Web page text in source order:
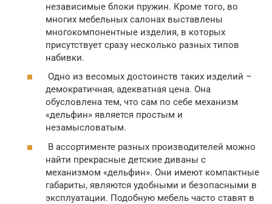
независимые блоки пружин. Кроме того, во
многих мебельных салонах выставлены
многокомпонентные изделия, в которых
присутствует сразу несколько разных типов
набивки.
Одно из весомых достоинств таких изделий –
демократичная, адекватная цена. Она
обусловлена тем, что сам по себе механизм
«дельфин» является простым и
незамысловатым.
В ассортименте разных производителей можно
найти прекрасные детские диваны с
механизмом «дельфин». Они имеют компактные
габариты, являются удобными и безопасными в
эксплуатации. Подобную мебель часто ставят в